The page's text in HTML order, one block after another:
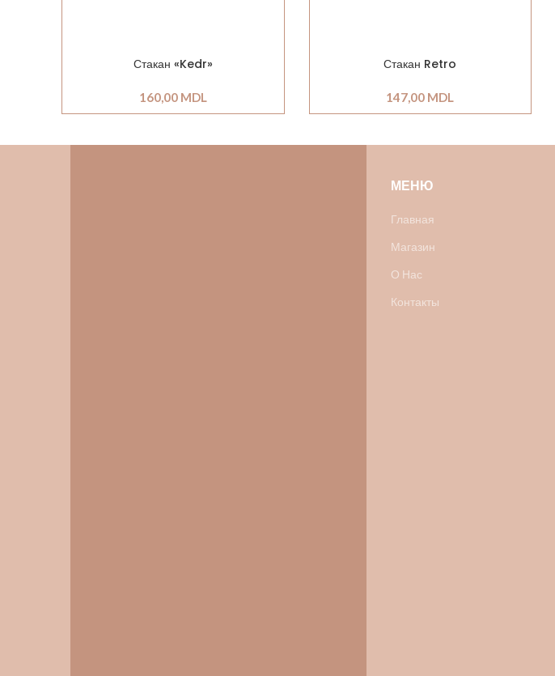
Стакан «Kedr»
160,00 MDL
Стакан Retro
147,00 MDL
МЕНЮ
Главная
Магазин
О Нас
Контакты